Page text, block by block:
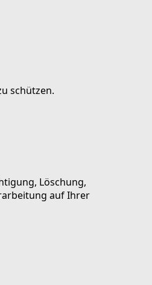
schützen.
Löschung,
auf Ihrer